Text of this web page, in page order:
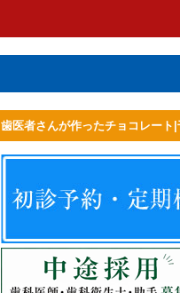
歯医者さんが作ったチョコレー